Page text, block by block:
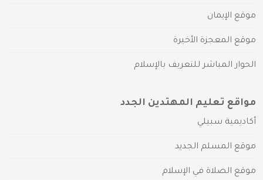
موقع الإيمان
موقع المعجزة الأخيرة
الحوار المباشر للتعريف بالإسلام
مواقع تعليم المهتدين الجدد
أكاديمية سبيلي
موقع المسلم الجديد
موقع الصلاة في الإسلام